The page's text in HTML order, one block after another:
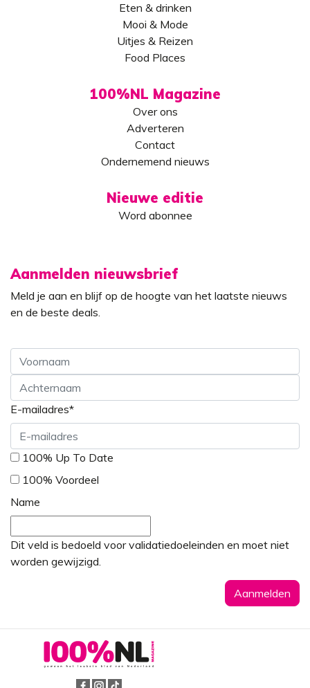
Eten & drinken
Mooi & Mode
Uitjes & Reizen
Food Places
100%NL Magazine
Over ons
Adverteren
Contact
Ondernemend nieuws
Nieuwe editie
Word abonnee
Aanmelden nieuwsbrief
Meld je aan en blijf op de hoogte van het laatste nieuws
en de beste deals.
Voornaam
Achternaam
E-mailadres*
* 100% Up To Date
100% Voordeel
Name
Dit veld is bedoeld voor validatiedoeleinden en moet niet
worden gewijzigd.